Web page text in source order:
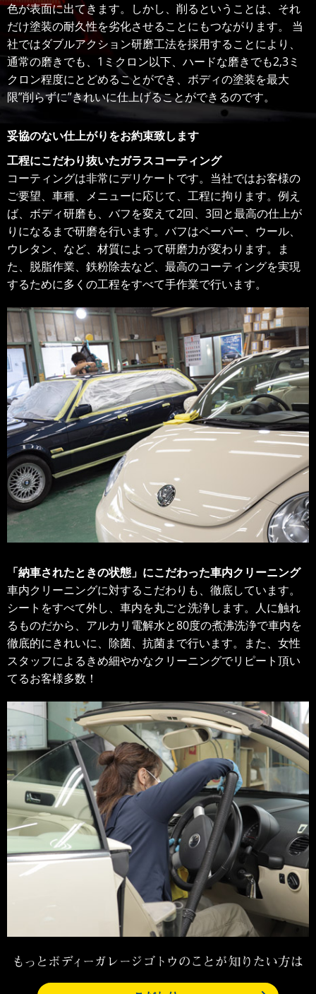
色が表面に出てきます。しかし、削るということは、それ
だけ塗装の耐久性を劣化させることにもつながります。 当
社ではダブルアクション研磨工法を採用することにより、
通常の磨きでも、1ミクロン以下、ハードな磨きでも2,3ミ
クロン程度にとどめることができ、ボディの塗装を最大
限”削らずに”きれいに仕上げることができるのです。
妥協のない仕上がりをお約束致します
工程にこだわり抜いたガラスコーティング
コーティングは非常にデリケートです。当社ではお客様の
ご要望、車種、メニューに応じて、工程に拘ります。例え
ば、ボディ研磨も、バフを変えて2回、3回と最高の仕上が
りになるまで研磨を行います。バフはペーパー、ウール、
ウレタン、など、材質によって研磨力が変わります。ま
た、脱脂作業、鉄粉除去など、最高のコーティングを実現
するために多くの工程をすべて手作業で行います。
「納車されたときの状態」にこだわった車内クリーニング
車内クリーニングに対するこだわりも、徹底しています。
シートをすべて外し、車内を丸ごと洗浄します。人に触れ
るものだから、アルカリ電解水と80度の煮沸洗浄で車内を
徹底的にきれいに、除菌、抗菌まで行います。また、女性
スタッフによるきめ細やかなクリーニングでリピート頂い
てるお客様多数！